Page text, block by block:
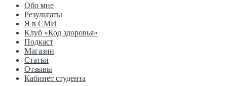
Обо мне
Результаты
Я в СМИ
Клуб «Код здоровья»
Подкаст
Магазин
Статьи
Отзывы
Кабинет студента